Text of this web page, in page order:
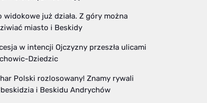
widokowe już działa. Z góry można
miasto i Beskidy
w intencji Ojczyzny przeszła ulicami
Dziedzic
Polski rozlosowany! Znamy rywali
i Beskidu Andrychów